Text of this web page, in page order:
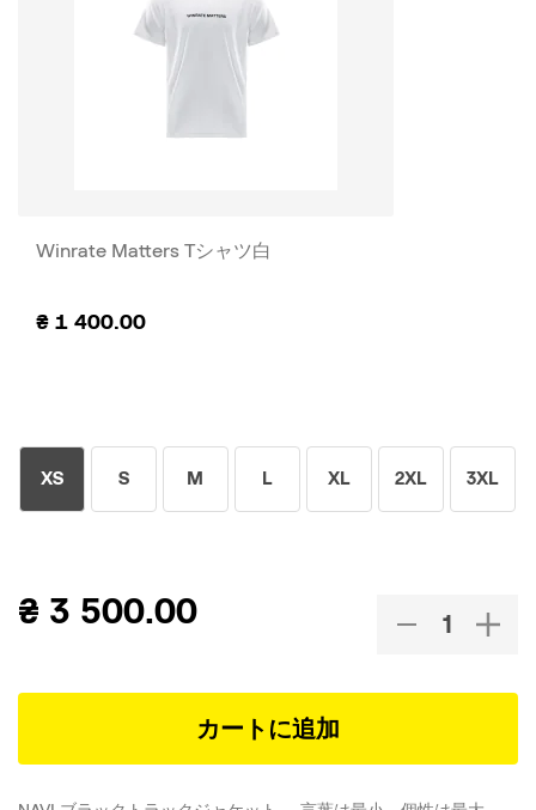
Winrate Matters Tシャツ白
₴ 1 400.00
XS S M L XL 2XL 3XL
₴ 3 500.00
カートに追加